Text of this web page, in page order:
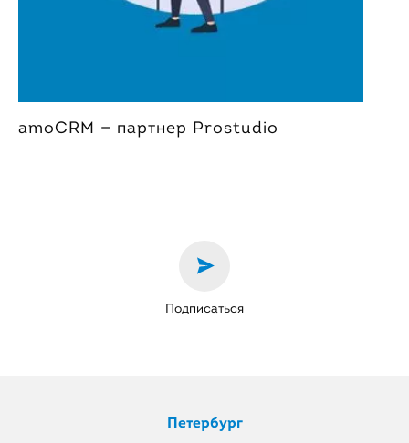
amoCRM — партнер Prostudio
Подписаться
Петербург